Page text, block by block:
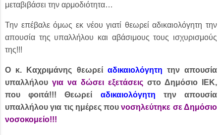
μεταβιβάσει την αρμοδιότητα…
Την επέβαλε όμως εκ νέου γιατί θεωρεί αδικαιολόγητη την
απουσία της υπαλλήλου και αβάσιμους τους ισχυρισμούς
της!!!
Ο κ. Καχριμάνης θεωρεί αδικαιολόγητη την απουσία
υπαλλήλου για να δώσει εξετάσεις στο Δημόσιο ΙΕΚ,
που φοιτά!!! Θεωρεί αδικαιολόγητη την απουσία
υπαλλήλου για τις ημέρες που νοσηλεύτηκε σε Δημόσιο
νοσοκομείο!!!